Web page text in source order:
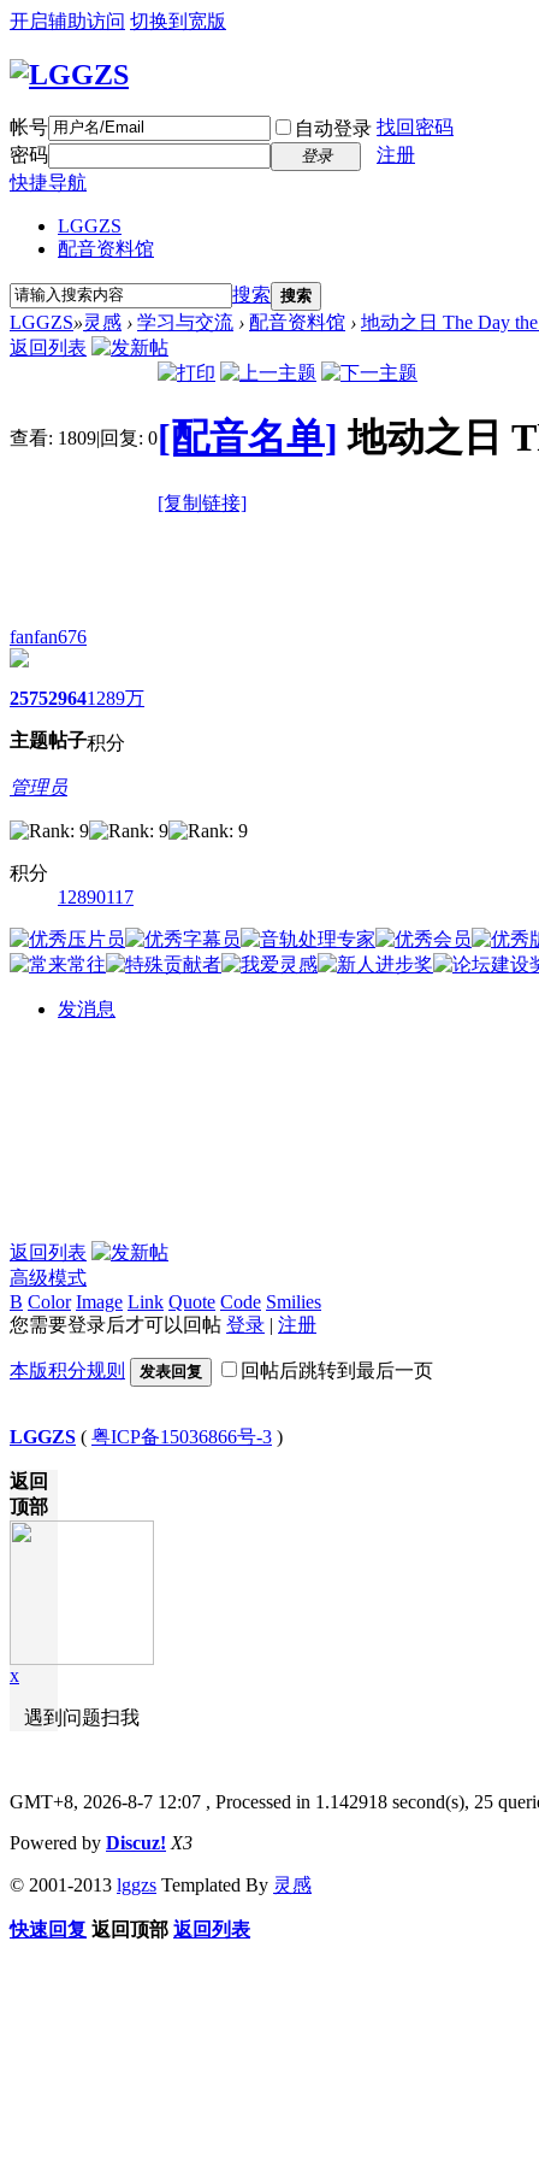
开启辅助访问 切换到宽版
帐号 自动登录 找回密码
密码
登录
注册
快捷导航
LGGZS
配音资料馆
搜索 搜索
LGGZS»灵感 › 学习与交流 › 配音资料馆 › 地动之日 The Day
返回列表
查看: 1809|回复: 0[配音名单] 地动之日
[复制链接]
fanfan676
2575
主题
2964
帖子
1289万
积分
管理员
积分
12890117
发消息
返回列表
高级模式
B Color Image Link Quote Code Smilies
您需要登录后才可以回帖 登录 | 注册
本版积分规则 发表回复 回帖后跳转到最后一页
LGGZS ( 粤ICP备15036866号-3 )
返回
顶部
x
遇到问题扫我
GMT+8, 2026-8-7 12:07 , Processed in 1.142918 second(s), 25
Powered by Discuz! X3
© 2001-2013 lggzs Templated By 灵感
快速回复 返回顶部 返回列表